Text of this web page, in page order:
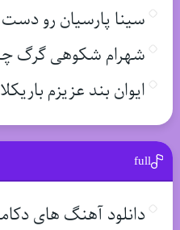
سینا پارسیان رو دست
شهرام شکوهی گرگ
ایوان بند عزیزم باریکلا
full
دانلود آهنگ های